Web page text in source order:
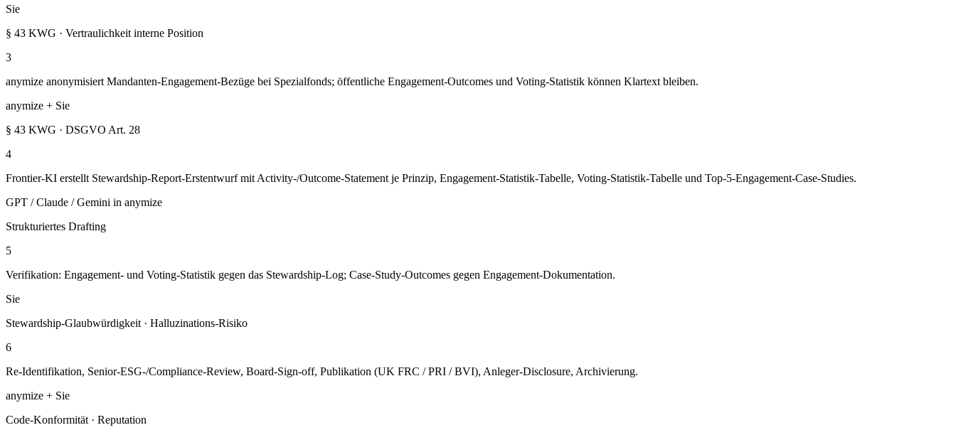
Sie
§ 43 KWG · Vertraulichkeit interne Position
3
anymize anonymisiert Mandanten-Engagement-Bezüge bei Spezialfonds; öffentliche Engagement-Outcomes und Voting-Statistik können Klartext bleiben.
anymize + Sie
§ 43 KWG · DSGVO Art. 28
4
Frontier-KI erstellt Stewardship-Report-Erstentwurf mit Activity-/Outcome-Statement je Prinzip, Engagement-Statistik-Tabelle, Voting-Statistik-Tabelle und Top-5-Engagement-Case-Studies.
GPT / Claude / Gemini in anymize
Strukturiertes Drafting
5
Verifikation: Engagement- und Voting-Statistik gegen das Stewardship-Log; Case-Study-Outcomes gegen Engagement-Dokumentation.
Sie
Stewardship-Glaubwürdigkeit · Halluzinations-Risiko
6
Re-Identifikation, Senior-ESG-/Compliance-Review, Board-Sign-off, Publikation (UK FRC / PRI / BVI), Anleger-Disclosure, Archivierung.
anymize + Sie
Code-Konformität · Reputation